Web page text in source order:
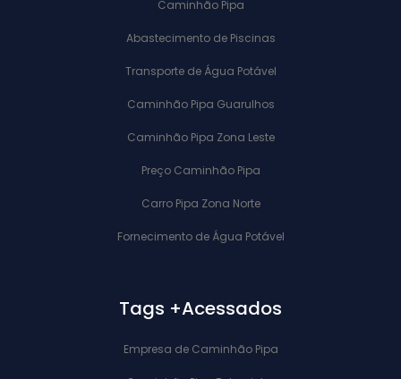
Caminhão Pipa
Abastecimento de Piscinas
Transporte de Água Potável
Caminhão Pipa Guarulhos
Caminhão Pipa Zona Leste
Preço Caminhão Pipa
Carro Pipa Zona Norte
Fornecimento de Água Potável
Tags +Acessados
Empresa de Caminhão Pipa